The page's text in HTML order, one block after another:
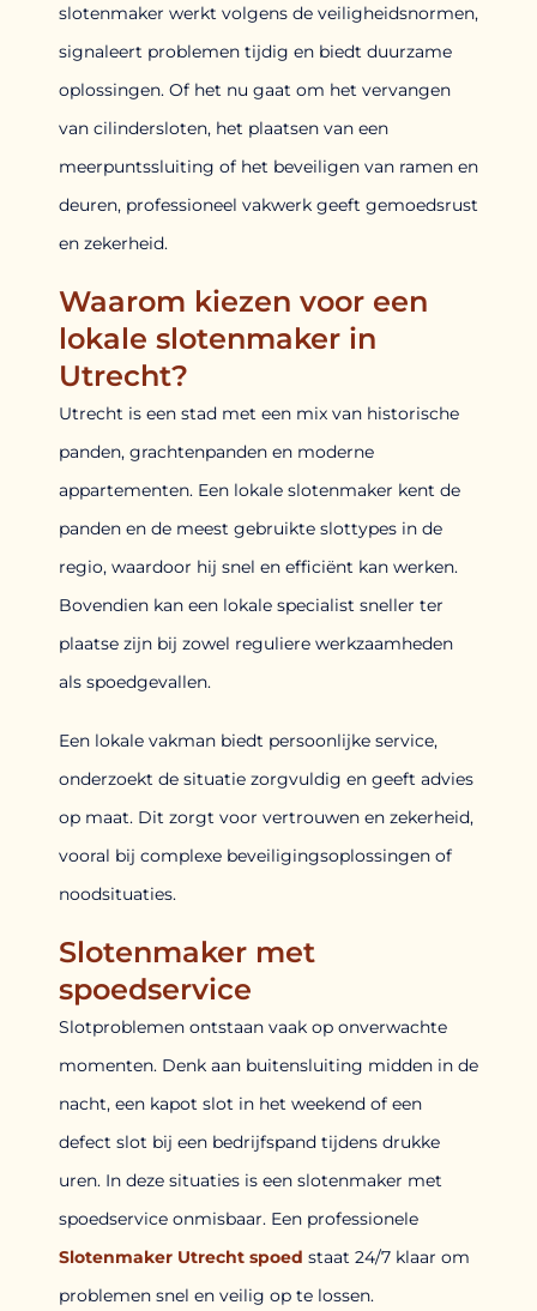
slotenmaker werkt volgens de veiligheidsnormen,
signaleert problemen tijdig en biedt duurzame
oplossingen. Of het nu gaat om het vervangen
van cilindersloten, het plaatsen van een
meerpuntssluiting of het beveiligen van ramen en
deuren, professioneel vakwerk geeft gemoedsrust
en zekerheid.
Waarom kiezen voor een
lokale slotenmaker in
Utrecht?
Utrecht is een stad met een mix van historische
panden, grachtenpanden en moderne
appartementen. Een lokale slotenmaker kent de
panden en de meest gebruikte slottypes in de
regio, waardoor hij snel en efficiënt kan werken.
Bovendien kan een lokale specialist sneller ter
plaatse zijn bij zowel reguliere werkzaamheden
als spoedgevallen.
Een lokale vakman biedt persoonlijke service,
onderzoekt de situatie zorgvuldig en geeft advies
op maat. Dit zorgt voor vertrouwen en zekerheid,
vooral bij complexe beveiligingsoplossingen of
noodsituaties.
Slotenmaker met
spoedservice
Slotproblemen ontstaan vaak op onverwachte
momenten. Denk aan buitensluiting midden in de
nacht, een kapot slot in het weekend of een
defect slot bij een bedrijfspand tijdens drukke
uren. In deze situaties is een slotenmaker met
spoedservice onmisbaar. Een professionele
Slotenmaker Utrecht spoed staat 24/7 klaar om
problemen snel en veilig op te lossen.